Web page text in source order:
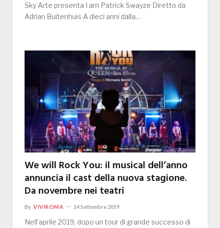
Sky Arte presenta I am Patrick Swayze Diretto da
Adrian Buitenhuis A dieci anni dalla…
We will Rock You: il musical dell’anno
annuncia il cast della nuova stagione.
Da novembre nei teatri
By VIVIROMA 14 Settembre 2019
Nell’aprile 2019, dopo un tour di grande successo di